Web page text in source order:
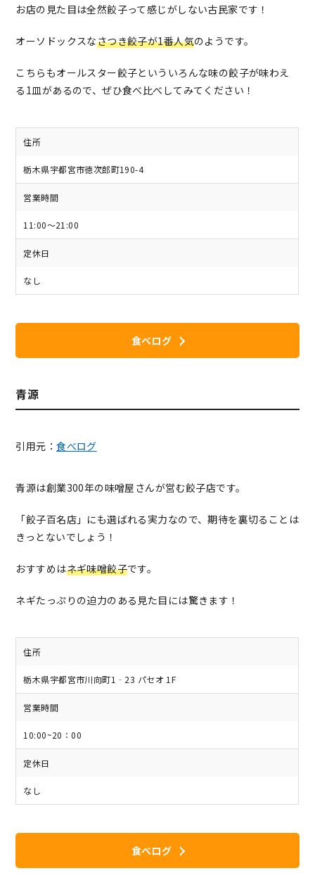
お店の見た目は全然餃子って感じがしない古民家です！
オーソドックスなさつき餃子が1番人気のようです。
こちらもオールスター餃子といういろんな味の餃子が味わえ
る1皿があるので、ぜひ食べ比べしてみてください！
住所
栃木県宇都宮市徳次郎町190-4
営業時間
11:00～21:00
定休日
なし
食べログ
青源
引用元：食べログ
青源は創業300年の味噌屋さんが営む餃子店です。
「餃子百名店」にも選ばれる実力なので、期待を裏切ることは
きっとないでしょう！
おすすめはネギ味噌餃子です。
ネギたっぷりの迫力のある見た目には驚きます！
住所
栃木県宇都宮市川向町1‐23 パセオ 1F
営業時間
10:00~20：00
定休日
なし
食べログ